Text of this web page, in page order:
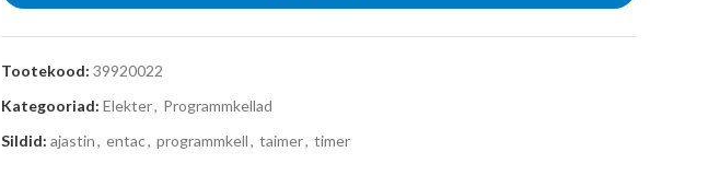
Tootekood: 39920022
Kategooriad: Elekter, Programmkellad
Sildid: ajastin, entac, programmkell, taimer, timer